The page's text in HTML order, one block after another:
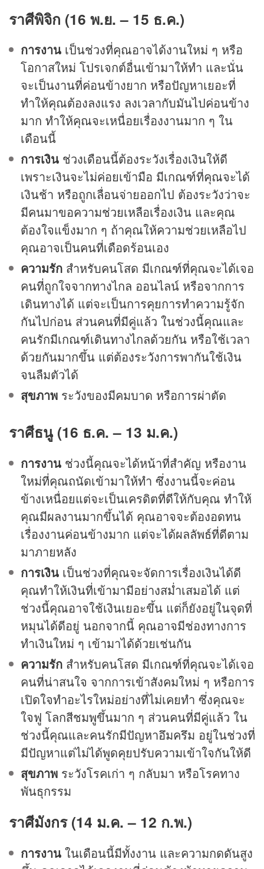
ราศีพิจิก (16 พ.ย. – 15 ธ.ค.)
การงาน เป็นช่วงที่คุณอาจได้งานใหม่ ๆ หรือ
โอกาสใหม่ โปรเจกต์อื่นเข้ามาให้ทำ และนั่น
จะเป็นงานที่ค่อนข้างยาก หรือปัญหาเยอะที่
ทำให้คุณต้องลงแรง ลงเวลากับมันไปค่อนข้าง
มาก ทำให้คุณจะเหนื่อยเรื่องงานมาก ๆ ใน
เดือนนี้
การเงิน ช่วงเดือนนี้ต้องระวังเรื่องเงินให้ดี
เพราะเงินจะไม่ค่อยเข้ามือ มีเกณฑ์ที่คุณจะได้
เงินช้า หรือถูกเลื่อนจ่ายออกไป ต้องระวังว่าจะ
มีคนมาขอความช่วยเหลือเรื่องเงิน และคุณ
ต้องใจแข็งมาก ๆ ถ้าคุณให้ความช่วยเหลือไป
คุณอาจเป็นคนที่เดือดร้อนเอง
ความรัก สำหรับคนโสด มีเกณฑ์ที่คุณจะได้เจอ
คนที่ถูกใจจากทางไกล ออนไลน์ หรือจากการ
เดินทางได้ แต่จะเป็นการคุยการทำความรู้จัก
กันไปก่อน ส่วนคนที่มีคู่แล้ว ในช่วงนี้คุณและ
คนรักมีเกณฑ์เดินทางไกลด้วยกัน หรือใช้เวลา
ด้วยกันมากขึ้น แต่ต้องระวังการพากันใช้เงิน
จนลืมตัวได้
สุขภาพ ระวังของมีคมบาด หรือการผ่าตัด
ราศีธนู (16 ธ.ค. – 13 ม.ค.)
การงาน ช่วงนี้คุณจะได้หน้าที่สำคัญ หรืองาน
ใหม่ที่คุณถนัดเข้ามาให้ทำ ซึ่งงานนี้จะค่อน
ข้างเหนื่อยแต่จะเป็นเครดิตที่ดีให้กับคุณ ทำให้
คุณมีผลงานมากขึ้นได้ คุณอาจจะต้องอดทน
เรื่องงานค่อนข้างมาก แต่จะได้ผลลัพธ์ที่ดีตาม
มาภายหลัง
การเงิน เป็นช่วงที่คุณจะจัดการเรื่องเงินได้ดี
คุณทำให้เงินที่เข้ามามีอย่างสม่ำเสมอได้ แต่
ช่วงนี้คุณอาจใช้เงินเยอะขึ้น แต่ก็ยังอยู่ในจุดที่
หมุนได้ดีอยู่ นอกจากนี้ คุณอาจมีช่องทางการ
ทำเงินใหม่ ๆ เข้ามาได้ด้วยเช่นกัน
ความรัก สำหรับคนโสด มีเกณฑ์ที่คุณจะได้เจอ
คนที่น่าสนใจ จากการเข้าสังคมใหม่ ๆ หรือการ
เปิดใจทำอะไรใหม่อย่างที่ไม่เคยทำ ซึ่งคุณจะ
ใจฟู โลกสีชมพูขึ้นมาก ๆ ส่วนคนที่มีคู่แล้ว ใน
ช่วงนี้คุณและคนรักมีปัญหาอึมครึม อยู่ในช่วงที่
มีปัญหาแต่ไม่ได้พูดคุยปรับความเข้าใจกันให้ดี
สุขภาพ ระวังโรคเก่า ๆ กลับมา หรือโรคทาง
พันธุกรรม
ราศีมังกร (14 ม.ค. – 12 ก.พ.)
การงาน ในเดือนนี้มีทั้งงาน และความกดดันสูง